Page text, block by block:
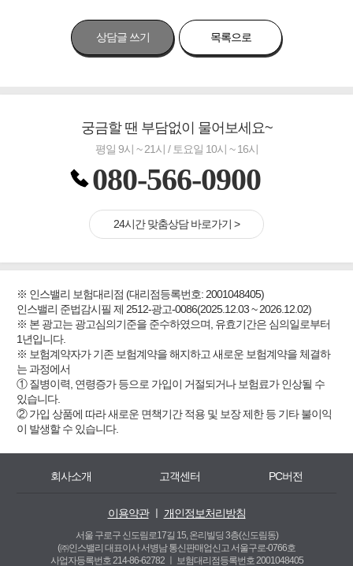
상담글 쓰기 목록으로
궁금할 땐 부담없이 물어보세요~
평일 9시 ~ 21시 / 토요일 10시 ~ 16시
080-566-0900
24시간 맞춤상담 바로가기 >
※ 인스밸리 보험대리점 (대리점등록번호: 2001048405)
인스밸리 준법감시필 제 2512-광고-0086(2025.12.03 ~ 2026.12.02)
※ 본 광고는 광고심의기준을 준수하였으며, 유효기간은 심의일로부터
1년입니다.
※ 보험계약자가 기존 보험계약을 해지하고 새로운 보험계약을 체결하
는 과정에서
① 질병이력, 연령증가 등으로 가입이 거절되거나 보험료가 인상될 수
있습니다.
② 가입 상품에 따라 새로운 면책기간 적용 및 보장 제한 등 기타 불이익
이 발생할 수 있습니다.
회사소개 고객센터 PC버전
이용약관ㅣ 개인정보처리방침
서울 구로구 신도림로17길 15, 온리빌딩 3층(신도림동)
(㈜인스밸리 대표이사 서병남 통신판매업신고 서울구로-0766호
사업자등록번호 214-86-62782 ㅣ
보험대리점등록번호 2001048405